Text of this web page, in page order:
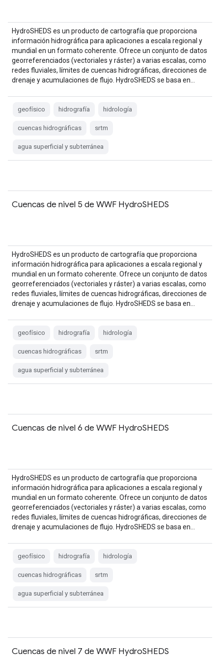
HydroSHEDS es un producto de cartografía que proporciona
información hidrográfica para aplicaciones a escala regional y
mundial en un formato coherente. Ofrece un conjunto de datos
georreferenciados (vectoriales y ráster) a varias escalas, como
redes fluviales, límites de cuencas hidrográficas, direcciones de
drenaje y acumulaciones de flujo. HydroSHEDS se basa en…
geofísico hidrografía hidrología
cuencas hidrográficas srtm
agua superficial y subterránea
Cuencas de nivel 5 de WWF HydroSHEDS
HydroSHEDS es un producto de cartografía que proporciona
información hidrográfica para aplicaciones a escala regional y
mundial en un formato coherente. Ofrece un conjunto de datos
georreferenciados (vectoriales y ráster) a varias escalas, como
redes fluviales, límites de cuencas hidrográficas, direcciones de
drenaje y acumulaciones de flujo. HydroSHEDS se basa en…
geofísico hidrografía hidrología
cuencas hidrográficas srtm
agua superficial y subterránea
Cuencas de nivel 6 de WWF HydroSHEDS
HydroSHEDS es un producto de cartografía que proporciona
información hidrográfica para aplicaciones a escala regional y
mundial en un formato coherente. Ofrece un conjunto de datos
georreferenciados (vectoriales y ráster) a varias escalas, como
redes fluviales, límites de cuencas hidrográficas, direcciones de
drenaje y acumulaciones de flujo. HydroSHEDS se basa en…
geofísico hidrografía hidrología
cuencas hidrográficas srtm
agua superficial y subterránea
Cuencas de nivel 7 de WWF HydroSHEDS